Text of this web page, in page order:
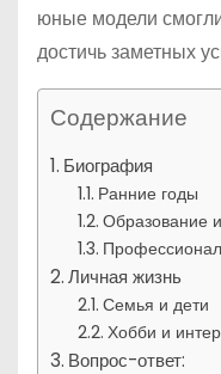
юные модели
достичь заметных
Содержание
Биография
Ранние годы
Образование
Личная жизнь
Семья и дети
Хобби и
Вопрос-ответ: